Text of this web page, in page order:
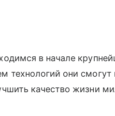
в начале
технологий они смогут
качество жизни